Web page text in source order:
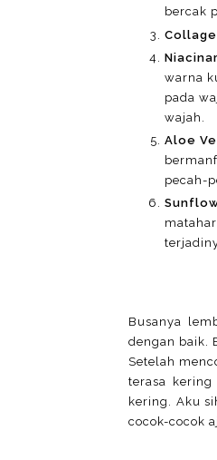
bercak
warna
pada
wajah.
Aloe
pecah-
Busanya
dengan baik.
Setelah
terasa
kering. Aku
cocok-cocok